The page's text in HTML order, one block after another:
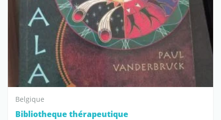
Belgique
Bibliotheque thérapeutique